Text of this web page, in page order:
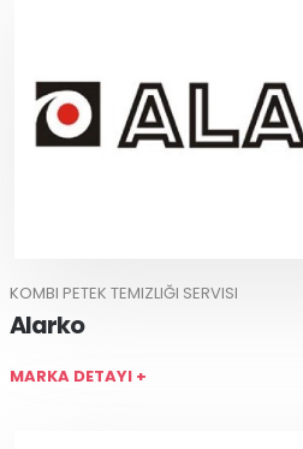
KOMBI PETEK TEMIZLIĞI SERVISI
Alarko
MARKA DETAYI +